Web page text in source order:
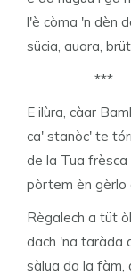
l'è còma 'n dèn
sücia, auara,
***
E ilùra, càar
ca' stanòc' te
de la Tua
pòrtem èn gèrlo
Règalech a tüt
dach 'na taràda
sàlua da la fàm,